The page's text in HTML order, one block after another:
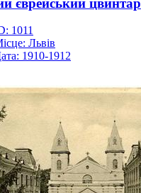
1011
Львів
1910-1912